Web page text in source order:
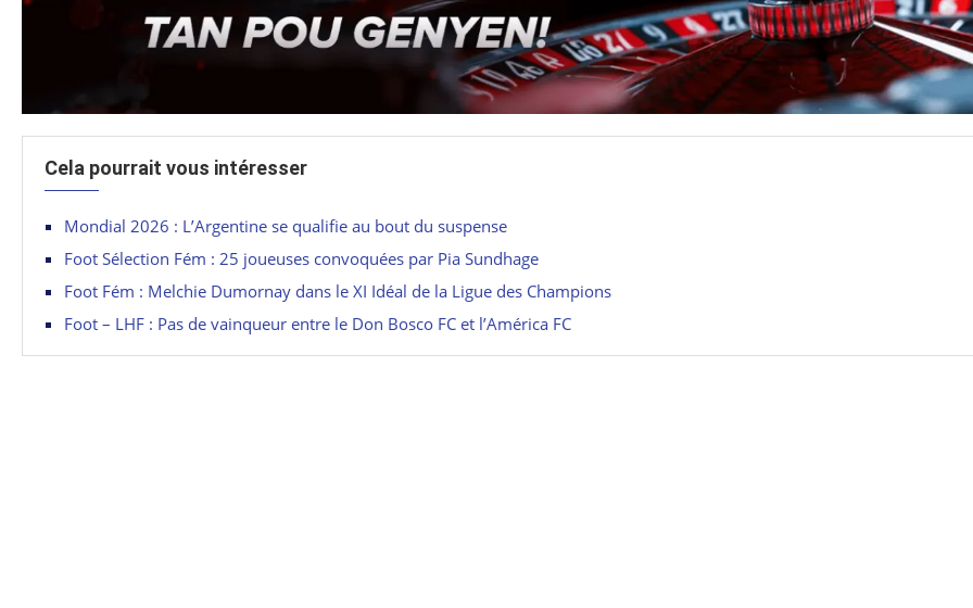
Cela pourrait vous intéresser
Mondial 2026 : L’Argentine se qualifie au bout du suspense
Foot Sélection Fém : 25 joueuses convoquées par Pia Sundhage
Foot Fém : Melchie Dumornay dans le XI Idéal de la Ligue des Champions
Foot – LHF : Pas de vainqueur entre le Don Bosco FC et l’América FC